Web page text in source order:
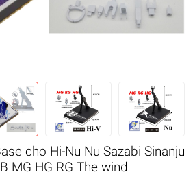
cho Hi-Nu Nu Sazabi Sinanju
MG HG RG The wind